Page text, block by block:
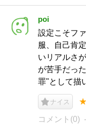
poi
設定こそフ
服、自己肯
いリアルさ
が苦手だっ
罪"として描
ナイス
コメント(0)